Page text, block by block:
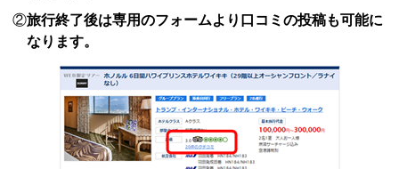
②旅行終了後は専用のフォームより口コミの投稿も可能に
なります。